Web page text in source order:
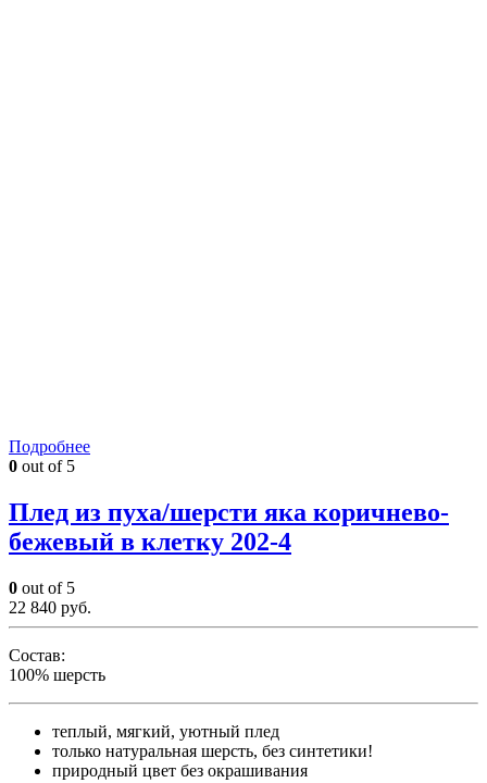
Подробнее
0 out of 5
Плед из пуха/шерсти яка коричнево-
бежевый в клетку 202-4
0 out of 5
22 840 руб.
Состав:
100% шерсть
теплый, мягкий, уютный плед
только натуральная шерсть, без синтетики!
природный цвет без окрашивания